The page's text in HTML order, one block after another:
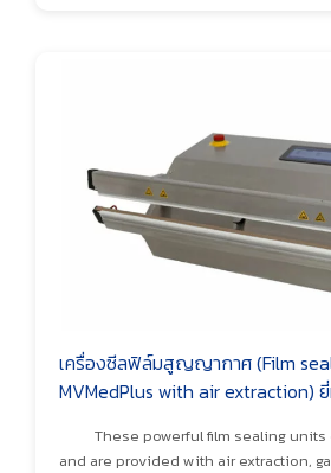
เครื่องซีลฟิล์มสูญญากาศ (Film
MVMedPlus with air extraction)
These powerful film sealing units
and are provided with air extraction,